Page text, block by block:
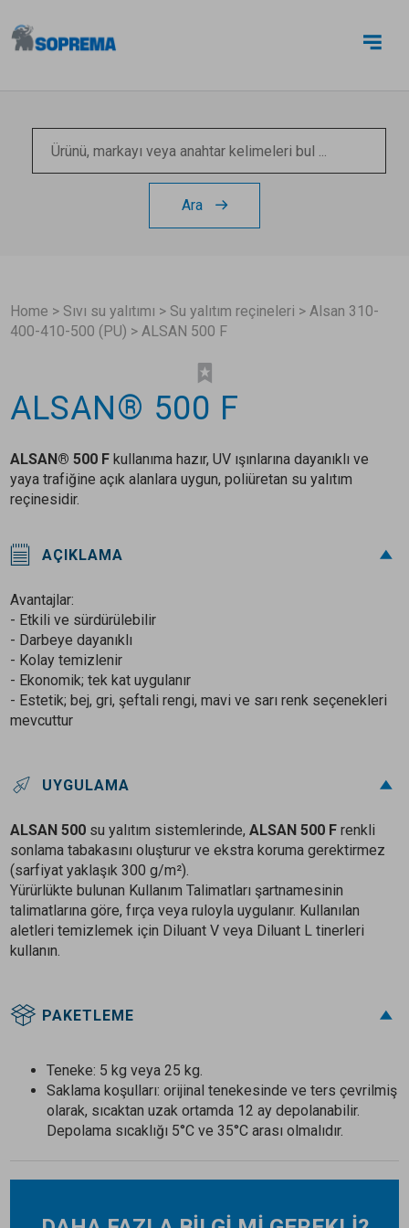
Ara
Home > Sıvı su yalıtımı > Su yalıtım reçineleri >Alsan 310-
400-410-500 (PU) >ALSAN 500 F
ALSAN® 500 F
ALSAN® 500 F kullanıma hazır, UV ışınlarına dayanıklı ve
yaya trafiğine açık alanlara uygun, poliüretan su yalıtım
reçinesidir.
AÇIKLAMA
Avantajlar:
- Etkili ve sürdürülebilir
- Darbeye dayanıklı
- Kolay temizlenir
- Ekonomik; tek kat uygulanır
- Estetik; bej, gri, şeftali rengi, mavi ve sarı renk seçenekleri
mevcuttur
UYGULAMA
ALSAN 500 su yalıtım sistemlerinde,ALSAN 500 F renkli
sonlama tabakasını oluşturur ve ekstra koruma gerektirmez
(sarfiyat yaklaşık 300 g/m²).
Yürürlükte bulunan Kullanım Talimatları şartnamesinin
talimatlarına göre, fırça veya ruloyla uygulanır. Kullanılan
aletleri temizlemek için Diluant V veya Diluant L tinerleri
kullanın.
PAKETLEME
Teneke: 5 kg veya 25 kg.
Saklama koşulları: orijinal tenekesinde ve ters çevrilmiş
olarak, sıcaktan uzak ortamda 12 ay depolanabilir.
Depolama sıcaklığı 5°C ve 35°C arası olmalıdır.